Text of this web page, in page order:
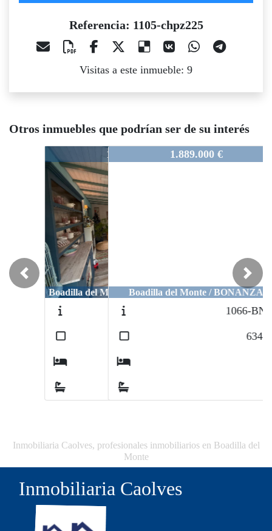
Referencia: 1105-chpz225
Visitas a este inmueble: 9
Otros inmuebles que podrían ser de su interés
1105-chpz225
Boadilla del Monte / BONANZA
Previous Next
Inmobiliaria Caolves, profesionales inmobiliarios en Boadilla del
Monte
Inmobiliaria Caolves